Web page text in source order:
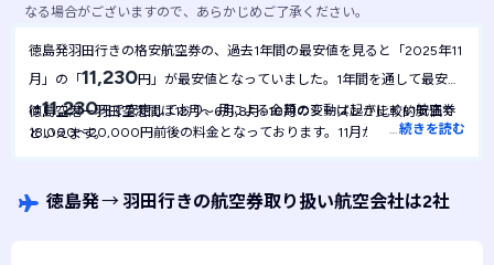
なる場合がございますので、あらかじめご了承ください。
徳島発羽田行きの格安航空券の、過去1年間の最安値を見ると「2025年11
月」の「 11,230円」が最安値となっていました。1年間を通して最安値
は11,230円で安定しており、月による金額の変動は起きにくい航空券
といえます。
徳島空港ー羽田空港間は12月～6月,8月~10月のシーズンが比較的安価で
18,000～20,000円前後の料金となっております。11月がやや割高で
す。
…続きを読む
徳島発→羽田行きの航空券取り扱い航空会社は2社